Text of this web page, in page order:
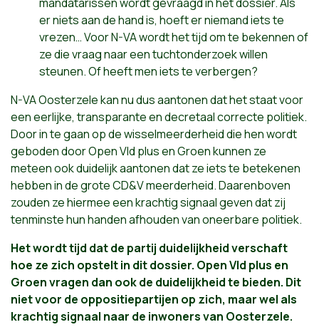
er niets aan de hand is, hoeft er niemand iets te
vrezen… Voor N-VA wordt het tijd om te bekennen of
ze die vraag naar een tuchtonderzoek willen
steunen. Of heeft men iets te verbergen?
N-VA Oosterzele kan nu dus aantonen dat het staat voor
een eerlijke, transparante en decretaal correcte politiek.
Door in te gaan op de wisselmeerderheid die hen wordt
geboden door Open Vld plus en Groen kunnen ze
meteen ook duidelijk aantonen dat ze iets te betekenen
hebben in de grote CD&V meerderheid. Daarenboven
zouden ze hiermee een krachtig signaal geven dat zij
tenminste hun handen afhouden van oneerbare politiek.
Het wordt tijd dat de partij duidelijkheid verschaft
hoe ze zich opstelt in dit dossier. Open Vld plus en
Groen vragen dan ook de duidelijkheid te bieden. Dit
niet voor de oppositiepartijen op zich, maar wel als
krachtig signaal naar de inwoners van Oosterzele.